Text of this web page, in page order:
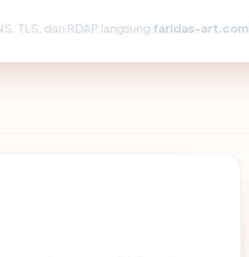
TLS, dan RDAP langsung faridas-art.com